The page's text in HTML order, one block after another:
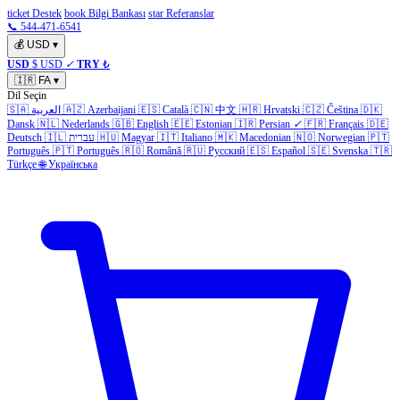
ticket Destek book Bilgi Bankası star Referanslar
📞 544-471-6541
💰 USD ▾
USD $ USD ✓ TRY ₺
🇮🇷 FA ▾
Dil Seçin
🇸🇦 العربية 🇦🇿 Azerbaijani 🇪🇸 Català 🇨🇳 中文 🇭🇷 Hrvatski 🇨🇿 Čeština 🇩🇰
Dansk 🇳🇱 Nederlands 🇬🇧 English 🇪🇪 Estonian 🇮🇷 Persian ✓ 🇫🇷 Français 🇩🇪
Deutsch 🇮🇱 עברית 🇭🇺 Magyar 🇮🇹 Italiano 🇲🇰 Macedonian 🇳🇴 Norwegian 🇵🇹
Português 🇵🇹 Português 🇷🇴 Română 🇷🇺 Русский 🇪🇸 Español 🇸🇪 Svenska 🇹🇷
Türkçe 🌐 Українська